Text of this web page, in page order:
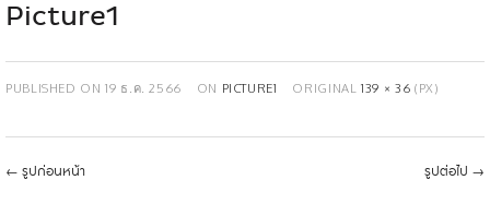
Picture1
PUBLISHED ON19 ธ.ค. 2566 ON PICTURE1 ORIGINAL139 × 36 (PX)
← รูปก่อนหน้า รูปต่อไป →